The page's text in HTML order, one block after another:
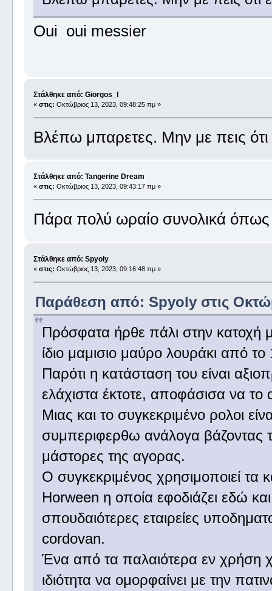
Oui oui messier
Στάλθηκε από: Giorgos_I
« στις: Οκτώβριος 13, 2023, 09:48:25 πμ »
Βλέπω μπαρετες. Μην με πεις ότι
Στάλθηκε από: Tangerine Dream
« στις: Οκτώβριος 13, 2023, 09:43:17 πμ »
Πάρα πολύ ωραίο συνολικά όπως
Στάλθηκε από: Spyoly
« στις: Οκτώβριος 13, 2023, 09:16:48 πμ »
Παράθεση από: Spyoly στις
Πρόσφατα ήρθε πάλι στην
ίδιο μαμισιο μαύρο λουράκι από
Παρότι η κατάσταση του είναι
ελάχιστα έκτοτε, αποφάσισα να
Μιας και το συγκεκριμένο ρολοι
συμπεριφερθω ανάλογα βάζοντας
μάστορες της αγορας.
Ο συγκεκριμένος χρησιμοποιεί τα
Horween η οποία εφοδιάζει εδώ
σπουδαιότερες εταιρείες
cordovan.
Ένα από τα παλαιότερα εν χρήση
ιδιότητα να ομορφαίνει με την